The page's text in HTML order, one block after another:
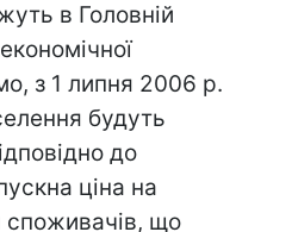
в Головній
з 1 липня 2006 р.
будуть
до
ціна на
споживачів, що